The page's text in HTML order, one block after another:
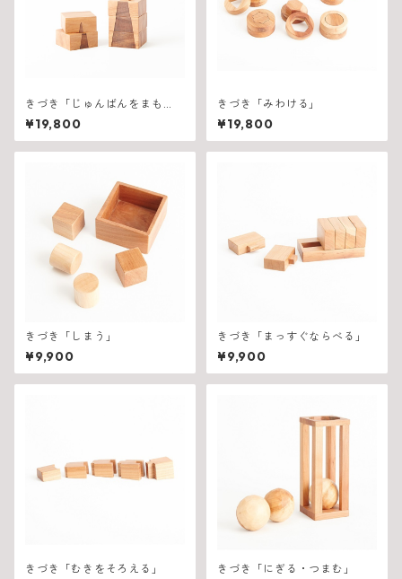
きづき「じゅんばんをまも
る」
¥19,800
きづき「みわける」
¥19,800
きづき「しまう」
¥9,900
きづき「まっすぐならべる」
¥9,900
きづき「むきをそろえる」 きづき「にぎる・つまむ」